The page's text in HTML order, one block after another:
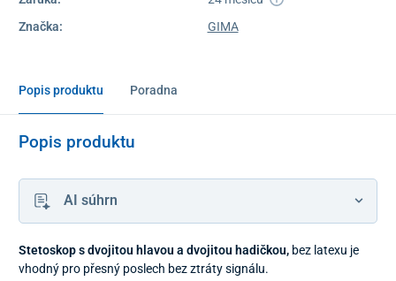
Značka:
GIMA
Popis produktu Poradna
Popis produktu
AI súhrn
Stetoskop s dvojitou hlavou a dvojitou hadičkou, bez latexu je
vhodný pro přesný poslech bez ztráty signálu.